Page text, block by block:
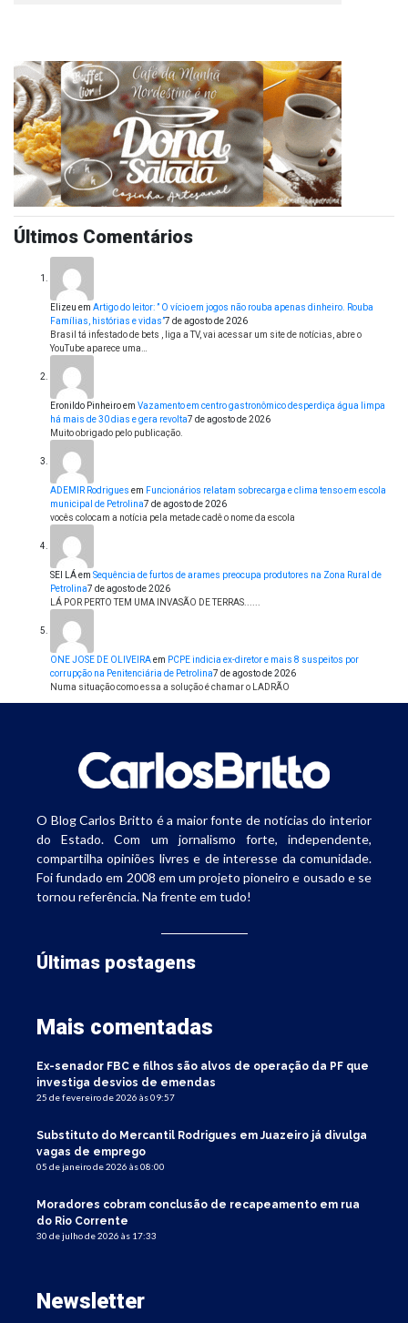
Últimos Comentários
Elizeu em Artigo do leitor: ” O vício em jogos não rouba apenas dinheiro. Rouba
Famílias, histórias e vidas”7 de agosto de 2026
Brasil tá infestado de bets , liga a TV, vai acessar um site de notícias, abre o
YouTube aparece uma…
Eronildo Pinheiroem Vazamento em centro gastronômico desperdiça água limpa
há mais de 30 dias e gera revolta7 de agosto de 2026
Muito obrigado pelo publicação.
ADEMIR Rodrigues em Funcionários relatam sobrecarga e clima tenso em escola
municipal de Petrolina7 de agosto de 2026
vocês colocam a notícia pela metade cadê o nome da escola
SEI LÁem Sequência de furtos de arames preocupa produtores na Zona Rural de
Petrolina7 de agosto de 2026
LÁ POR PERTO TEM UMA INVASÃO DE TERRAS......
ONE JOSE DE OLIVEIRAem PCPE indicia ex-diretor e mais 8 suspeitos por
corrupção na Penitenciária de Petrolina7 de agosto de 2026
Numa situação como essa a solução é chamar o LADRÃO
O Blog Carlos Britto é a maior fonte de notícias do interior
do Estado. Com um jornalismo forte, independente,
compartilha opiniões livres e de interesse da comunidade.
Foi fundado em 2008 em um projeto pioneiro e ousado e se
tornou referência. Na frente em tudo!
Últimas postagens
Mais comentadas
Ex-senador FBC e filhos são alvos de operação da PF que
investiga desvios de emendas
25 de fevereiro de 2026 às 09:57
Substituto do Mercantil Rodrigues em Juazeiro já divulga
vagas de emprego
05 de janeiro de 2026 às 08:00
Moradores cobram conclusão de recapeamento em rua
do Rio Corrente
30 de julho de 2026 às 17:33
Newsletter